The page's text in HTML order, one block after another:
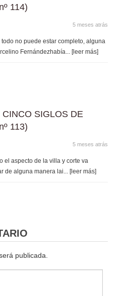
114)
5 meses atrás
todo no puede estar completo, alguna
Fernándezhabía ... [leer más]
SIGLOS DE
113)
5 meses atrás
el aspecto de la villa y corte va
de alguna manera lai... [leer más]
publicada.